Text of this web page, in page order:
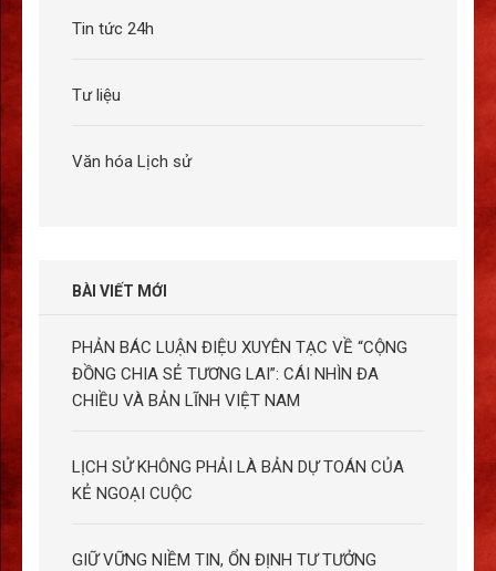
Tin tức 24h
Tư liệu
Văn hóa Lịch sử
BÀI VIẾT MỚI
PHẢN BÁC LUẬN ĐIỆU XUYÊN TẠC VỀ “CỘNG
ĐỒNG CHIA SẺ TƯƠNG LAI”: CÁI NHÌN ĐA
CHIỀU VÀ BẢN LĨNH VIỆT NAM
LỊCH SỬ KHÔNG PHẢI LÀ BẢN DỰ TOÁN CỦA
KẺ NGOẠI CUỘC
GIỮ VỮNG NIỀM TIN, ỔN ĐỊNH TƯ TƯỞNG